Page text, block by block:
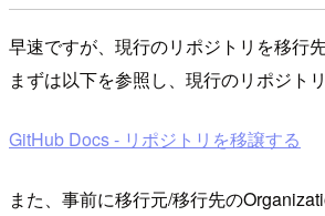
早速ですが、現行のリポジトリを移行
まずは以下を参照し、現行のリポジト
GitHub Docs - リポジトリを移譲する
また、事前に移行元/移行先の